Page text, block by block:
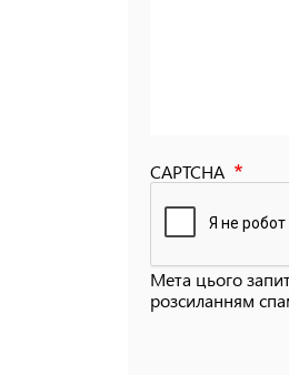
CAPTCHA
Мета цього
розсиланням